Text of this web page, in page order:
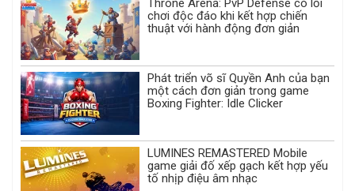
Throne Arena: PvP Defense có lối
chơi độc đáo khi kết hợp chiến
thuật với hành động đơn giản
Phát triển võ sĩ Quyền Anh của bạn
một cách đơn giản trong game
Boxing Fighter: Idle Clicker
LUMINES REMASTERED Mobile
game giải đố xếp gạch kết hợp yếu
tố nhịp điệu âm nhạc